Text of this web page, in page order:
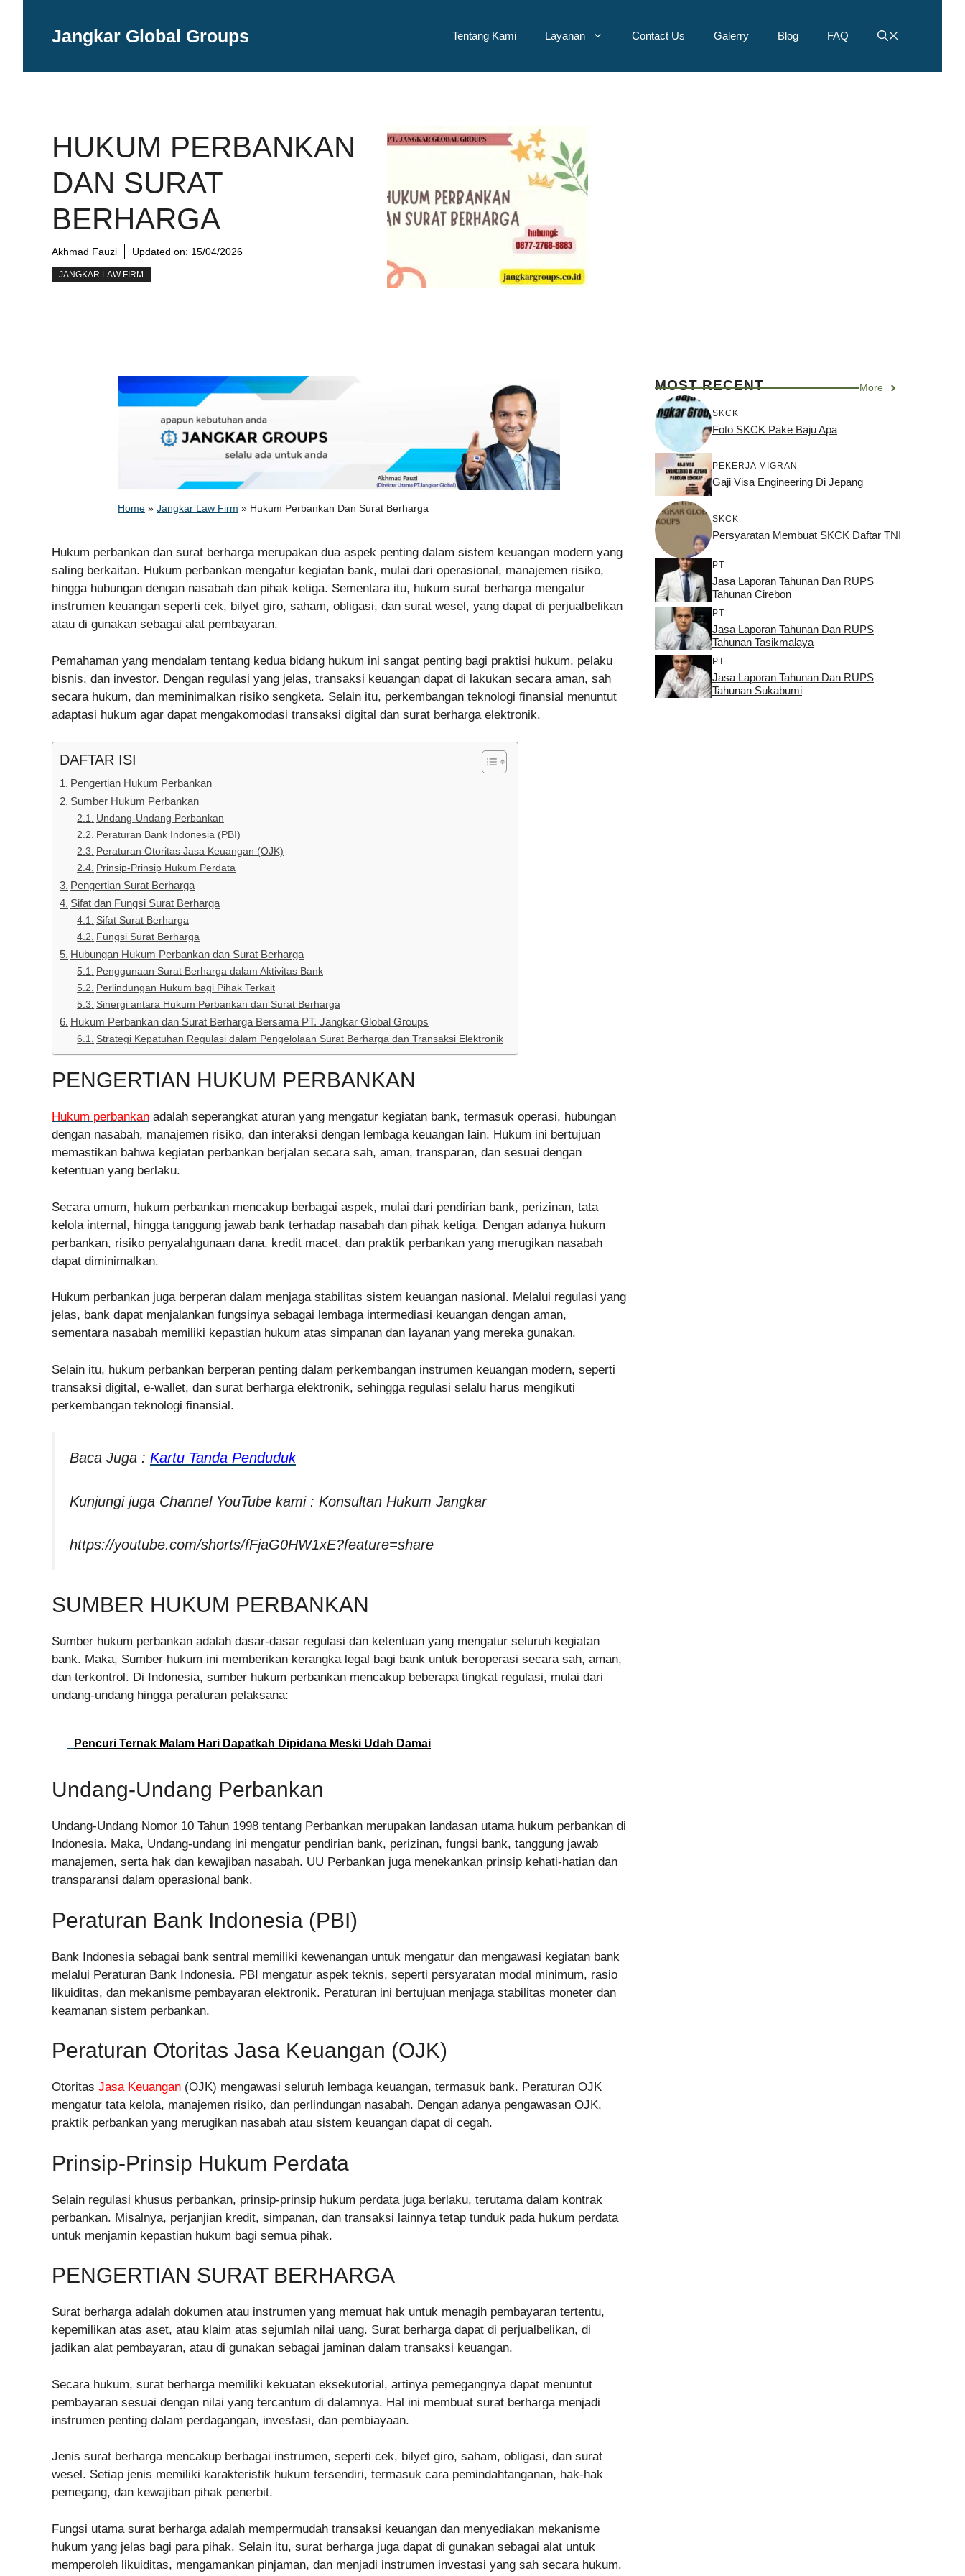
Jangkar Global Groups Tentang Kami Layanan Contact Us Galerry Blog FAQ
HUKUM PERBANKAN
DAN SURAT
BERHARGA
Akhmad Fauzi Updated on: 15/04/2026
JANGKAR LAW FIRM
Home » Jangkar Law Firm » Hukum Perbankan Dan Surat Berharga
Hukum perbankan dan surat berharga merupakan dua aspek penting dalam sistem keuangan modern yang
saling berkaitan. Hukum perbankan mengatur kegiatan bank, mulai dari operasional, manajemen risiko,
hingga hubungan dengan nasabah dan pihak ketiga. Sementara itu, hukum surat berharga mengatur
instrumen keuangan seperti cek, bilyet giro, saham, obligasi, dan surat wesel, yang dapat di perjualbelikan
atau di gunakan sebagai alat pembayaran.
Pemahaman yang mendalam tentang kedua bidang hukum ini sangat penting bagi praktisi hukum, pelaku
bisnis, dan investor. Dengan regulasi yang jelas, transaksi keuangan dapat di lakukan secara aman, sah
secara hukum, dan meminimalkan risiko sengketa. Selain itu, perkembangan teknologi finansial menuntut
adaptasi hukum agar dapat mengakomodasi transaksi digital dan surat berharga elektronik.
DAFTAR ISI
Pengertian Hukum Perbankan
Sumber Hukum Perbankan
Undang-Undang Perbankan
Peraturan Bank Indonesia (PBI)
Peraturan Otoritas Jasa Keuangan (OJK)
Prinsip-Prinsip Hukum Perdata
Pengertian Surat Berharga
Sifat dan Fungsi Surat Berharga
Sifat Surat Berharga
Fungsi Surat Berharga
Hubungan Hukum Perbankan dan Surat Berharga
Penggunaan Surat Berharga dalam Aktivitas Bank
Perlindungan Hukum bagi Pihak Terkait
Sinergi antara Hukum Perbankan dan Surat Berharga
Hukum Perbankan dan Surat Berharga Bersama PT. Jangkar Global Groups
Strategi Kepatuhan Regulasi dalam Pengelolaan Surat Berharga dan Transaksi Elektronik
PENGERTIAN HUKUM PERBANKAN
Hukum perbankan adalah seperangkat aturan yang mengatur kegiatan bank, termasuk operasi, hubungan
dengan nasabah, manajemen risiko, dan interaksi dengan lembaga keuangan lain. Hukum ini bertujuan
memastikan bahwa kegiatan perbankan berjalan secara sah, aman, transparan, dan sesuai dengan
ketentuan yang berlaku.
Secara umum, hukum perbankan mencakup berbagai aspek, mulai dari pendirian bank, perizinan, tata
kelola internal, hingga tanggung jawab bank terhadap nasabah dan pihak ketiga. Dengan adanya hukum
perbankan, risiko penyalahgunaan dana, kredit macet, dan praktik perbankan yang merugikan nasabah
dapat diminimalkan.
Hukum perbankan juga berperan dalam menjaga stabilitas sistem keuangan nasional. Melalui regulasi yang
jelas, bank dapat menjalankan fungsinya sebagai lembaga intermediasi keuangan dengan aman,
sementara nasabah memiliki kepastian hukum atas simpanan dan layanan yang mereka gunakan.
Selain itu, hukum perbankan berperan penting dalam perkembangan instrumen keuangan modern, seperti
transaksi digital, e-wallet, dan surat berharga elektronik, sehingga regulasi selalu harus mengikuti
perkembangan teknologi finansial.
Baca Juga : Kartu Tanda Penduduk
Kunjungi juga Channel YouTube kami : Konsultan Hukum Jangkar
https://youtube.com/shorts/fFjaG0HW1xE?feature=share
SUMBER HUKUM PERBANKAN
Sumber hukum perbankan adalah dasar-dasar regulasi dan ketentuan yang mengatur seluruh kegiatan
bank. Maka, Sumber hukum ini memberikan kerangka legal bagi bank untuk beroperasi secara sah, aman,
dan terkontrol. Di Indonesia, sumber hukum perbankan mencakup beberapa tingkat regulasi, mulai dari
undang-undang hingga peraturan pelaksana:
Pencuri Ternak Malam Hari Dapatkah Dipidana Meski Udah Damai
Undang-Undang Perbankan
Undang-Undang Nomor 10 Tahun 1998 tentang Perbankan merupakan landasan utama hukum perbankan di
Indonesia. Maka, Undang-undang ini mengatur pendirian bank, perizinan, fungsi bank, tanggung jawab
manajemen, serta hak dan kewajiban nasabah. UU Perbankan juga menekankan prinsip kehati-hatian dan
transparansi dalam operasional bank.
Peraturan Bank Indonesia (PBI)
Bank Indonesia sebagai bank sentral memiliki kewenangan untuk mengatur dan mengawasi kegiatan bank
melalui Peraturan Bank Indonesia. PBI mengatur aspek teknis, seperti persyaratan modal minimum, rasio
likuiditas, dan mekanisme pembayaran elektronik. Peraturan ini bertujuan menjaga stabilitas moneter dan
keamanan sistem perbankan.
Peraturan Otoritas Jasa Keuangan (OJK)
Otoritas Jasa Keuangan (OJK) mengawasi seluruh lembaga keuangan, termasuk bank. Peraturan OJK
mengatur tata kelola, manajemen risiko, dan perlindungan nasabah. Dengan adanya pengawasan OJK,
praktik perbankan yang merugikan nasabah atau sistem keuangan dapat di cegah.
Prinsip-Prinsip Hukum Perdata
Selain regulasi khusus perbankan, prinsip-prinsip hukum perdata juga berlaku, terutama dalam kontrak
perbankan. Misalnya, perjanjian kredit, simpanan, dan transaksi lainnya tetap tunduk pada hukum perdata
untuk menjamin kepastian hukum bagi semua pihak.
PENGERTIAN SURAT BERHARGA
Surat berharga adalah dokumen atau instrumen yang memuat hak untuk menagih pembayaran tertentu,
kepemilikan atas aset, atau klaim atas sejumlah nilai uang. Surat berharga dapat di perjualbelikan, di
jadikan alat pembayaran, atau di gunakan sebagai jaminan dalam transaksi keuangan.
Secara hukum, surat berharga memiliki kekuatan eksekutorial, artinya pemegangnya dapat menuntut
pembayaran sesuai dengan nilai yang tercantum di dalamnya. Hal ini membuat surat berharga menjadi
instrumen penting dalam perdagangan, investasi, dan pembiayaan.
Jenis surat berharga mencakup berbagai instrumen, seperti cek, bilyet giro, saham, obligasi, dan surat
wesel. Setiap jenis memiliki karakteristik hukum tersendiri, termasuk cara pemindahtanganan, hak-hak
pemegang, dan kewajiban pihak penerbit.
Fungsi utama surat berharga adalah mempermudah transaksi keuangan dan menyediakan mekanisme
hukum yang jelas bagi para pihak. Selain itu, surat berharga juga dapat di gunakan sebagai alat untuk
memperoleh likuiditas, mengamankan pinjaman, dan menjadi instrumen investasi yang sah secara hukum.
MOST RECENT More
SKCK
Foto SKCK Pake Baju Apa
PEKERJA MIGRAN
Gaji Visa Engineering Di Jepang
SKCK
Persyaratan Membuat SKCK Daftar TNI
PT
Jasa Laporan Tahunan Dan RUPS
Tahunan Cirebon
PT
Jasa Laporan Tahunan Dan RUPS
Tahunan Tasikmalaya
PT
Jasa Laporan Tahunan Dan RUPS
Tahunan Sukabumi